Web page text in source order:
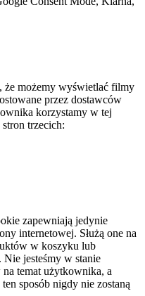
że możemy wyświetlać filmy
przez dostawców
korzystamy w tej
trzecich:
zapewniają jedynie
internetowej. Służą one na
w koszyku lub
jesteśmy w stanie
temat użytkownika, a
sposób nigdy nie zostaną